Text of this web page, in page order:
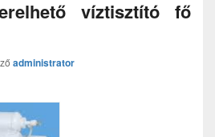
víztisztító fő
administrator